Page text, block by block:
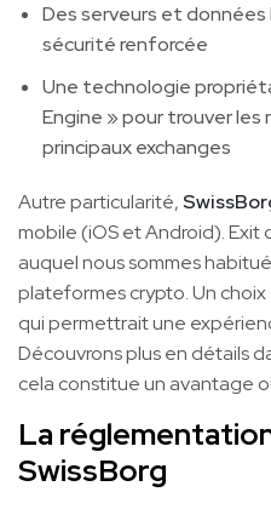
Des serveurs et données
sécurité renforcée
Une technologie
Engine » pour trouver les
principaux exchanges
Autre particularité,
mobile (iOS et Android). Exit
auquel nous sommes
plateformes crypto. Un
qui permettrait une
Découvrons plus en détails
cela constitue un avantage
La
SwissBorg